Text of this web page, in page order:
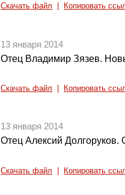
Скачать файл Копировать
13 января 2014
Отец Владимир Зязев.
Скачать файл Копировать
13 января 2014
Отец Алексий Долгоруков.
Скачать файл Копировать